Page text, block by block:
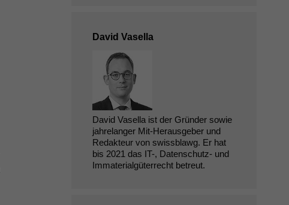
David Vasella
David Vasella ist der Gründer sowie
jahrelanger Mit-Herausgeber und
Redakteur von swissblawg. Er hat
bis 2021 das IT-, Datenschutz- und
Immaterialgüterrecht betreut.